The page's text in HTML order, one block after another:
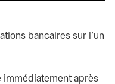
bancaires sur l'un
immédiatement après